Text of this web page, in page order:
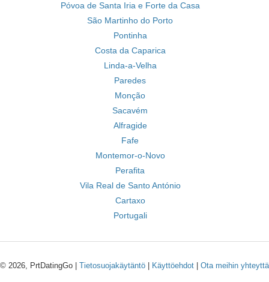
Póvoa de Santa Iria e Forte da Casa
São Martinho do Porto
Pontinha
Costa da Caparica
Linda-a-Velha
Paredes
Monção
Sacavém
Alfragide
Fafe
Montemor-o-Novo
Perafita
Vila Real de Santo António
Cartaxo
Portugali
© 2026, PrtDatingGo | Tietosuojakäytäntö Käyttöehdot Ota meihin yhteyttä